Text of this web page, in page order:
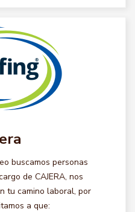
buscamos personas
de CAJERA, nos
tu camino laboral, por
a que: